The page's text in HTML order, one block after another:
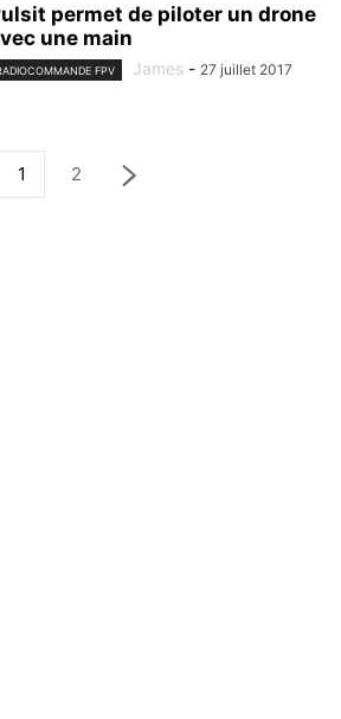
permet de piloter un drone
une main
FPV James - 27 juillet 2017
1 2